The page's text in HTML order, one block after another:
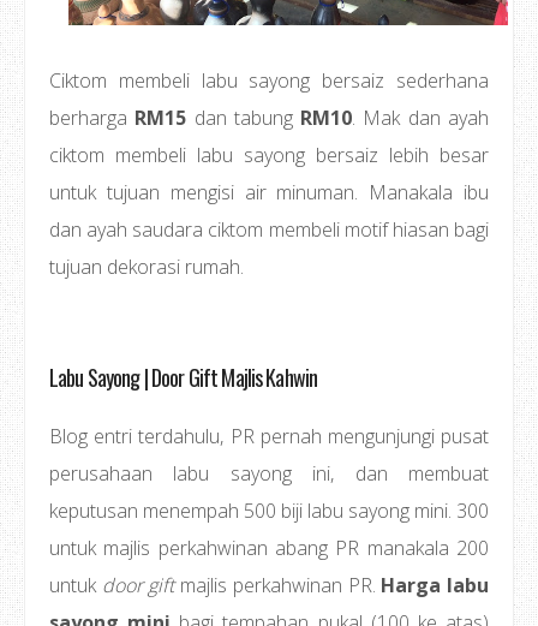
Ciktom membeli labu sayong bersaiz sederhana
berharga RM15 dan tabung RM10. Mak dan ayah
ciktom membeli labu sayong bersaiz lebih besar
untuk tujuan mengisi air minuman. Manakala ibu
dan ayah saudara ciktom membeli motif hiasan bagi
tujuan dekorasi rumah.
Labu Sayong | Door Gift Majlis Kahwin
Blog entri terdahulu, PR pernah mengunjungi pusat
perusahaan labu sayong ini, dan membuat
keputusan menempah 500 biji labu sayong mini. 300
untuk majlis perkahwinan abang PR manakala 200
untuk door giftmajlis perkahwinan PR. Harga labu